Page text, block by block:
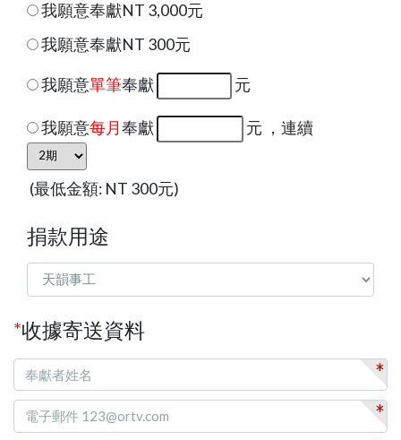
我願意奉獻NT 3,000元
我願意奉獻NT 300元
我願意單筆奉獻 元
我願意每月奉獻 元 ，連續
(最低金額: NT 300元)
捐款用途
*收據寄送資料
*
*